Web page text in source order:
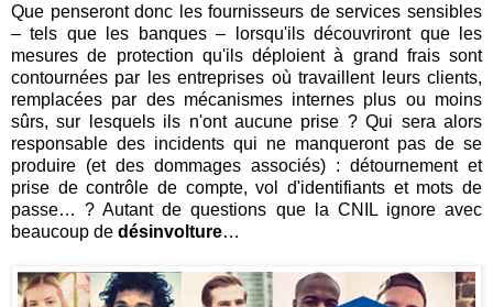
Que penseront donc les fournisseurs de services sensibles
– tels que les banques – lorsqu'ils découvriront que les
mesures de protection qu'ils déploient à grand frais sont
contournées par les entreprises où travaillent leurs clients,
remplacées par des mécanismes internes plus ou moins
sûrs, sur lesquels ils n'ont aucune prise ? Qui sera alors
responsable des incidents qui ne manqueront pas de se
produire (et des dommages associés) : détournement et
prise de contrôle de compte, vol d'identifiants et mots de
passe… ? Autant de questions que la CNIL ignore avec
beaucoup de désinvolture…